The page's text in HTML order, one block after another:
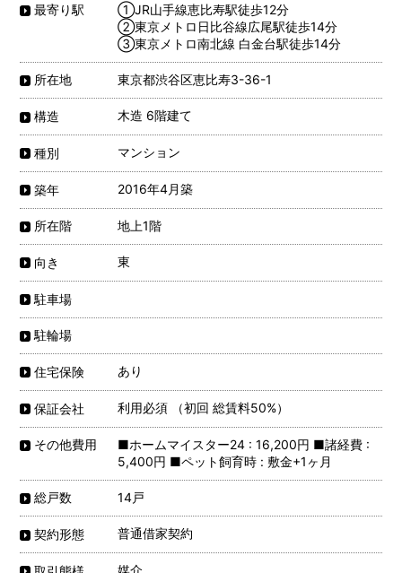
最寄り駅
①JR山手線恵比寿駅徒歩12分
②東京メトロ日比谷線広尾駅徒歩14分
③東京メトロ南北線 白金台駅徒歩14分
所在地 東京都渋谷区恵比寿3-36-1
構造 木造 6階建て
種別 マンション
築年 2016年4月築
所在階 地上1階
向き 東
駐車場
駐輪場
住宅保険 あり
保証会社 利用必須 （初回 総賃料50%）
その他費用
■ホームマイスター24 : 16,200円 ■諸経費 :
5,400円 ■ペット飼育時 : 敷金+1ヶ月
総戸数 14戸
契約形態 普通借家契約
媒介